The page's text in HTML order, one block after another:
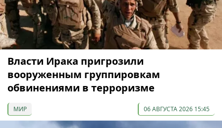
Власти Ирака пригрозили
вооруженным группировкам
обвинениями в терроризме
МИР 06 АВГУСТА 2026 15:45